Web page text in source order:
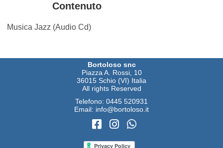
Contenuto
Musica Jazz (Audio Cd)
Bortoloso snc
Piazza A. Rossi, 10
36015 Schio (VI) Italia
All rights Reserved
Telefono: 0445 520931
Email: info@bortoloso.it